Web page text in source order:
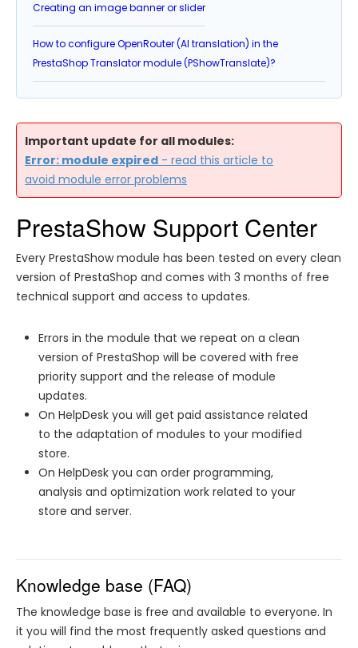
Creating an image banner or slider
How to configure OpenRouter (AI translation) in the
PrestaShop Translator module (PShowTranslate)?
Important update for all modules:
Error: module expired - read this article to
avoid module error problems
PrestaShow Support Center
Every PrestaShow module has been tested on every clean
version of PrestaShop and comes with 3 months of free
technical support and access to updates.
Errors in the module that we repeat on a clean
version of PrestaShop will be covered with free
priority support and the release of module
updates.
On HelpDesk you will get paid assistance related
to the adaptation of modules to your modified
store.
On HelpDesk you can order programming,
analysis and optimization work related to your
store and server.
Knowledge base (FAQ)
The knowledge base is free and available to everyone. In
it you will find the most frequently asked questions and